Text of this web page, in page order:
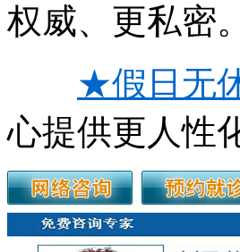
权威、更私密。
★假日无
心提供更人性